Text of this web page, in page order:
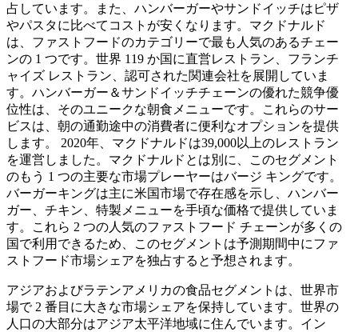
占しています。また、ハンバーガーやサンドイッチはピザ
やパスタに比べてコストが安くなります。マクドナルド
は、ファストフードのカテゴリーで最も人気のあるチェー
ンの 1 つです。世界 119 か国に直営レストラン、フランチ
ャイズ レストラン、認可された関連会社を展開していま
す。ハンバーガー＆サンドイッチチェーンの優れた競争優
位性は、そのユニークな朝食メニューです。これらのサー
ビスは、朝の通勤途中の消費者に便利なオプションを提供
します。 2020年、マクドナルドは39,000以上のレストラン
を運営しました。マクドナルドとは別に、このセグメント
のもう 1 つの主要な市場プレーヤーはバージ キングです。
バーガーキングは主に米国市場で存在感を示し、ハンバー
ガー、チキン、特製メニューを手頃な価格で提供していま
す。これら 2 つの人気のファストフード チェーンが多くの
国で利用できるため、このセグメントは予測期間中にファ
ストフード市場シェアを独占すると予想されます。
アジアおよびラテンアメリカの食品セグメントは、世界市
場で 2 番目に大きな市場シェアを保持しています。世界の
人口の大部分はアジア太平洋地域に住んでいます。イン